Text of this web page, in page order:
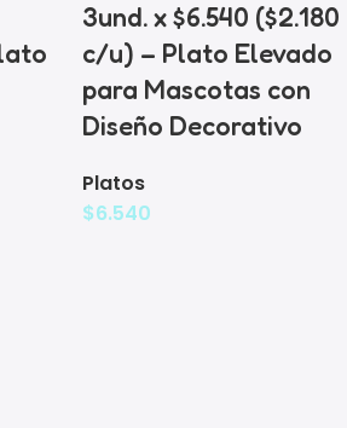
3und. x $6.540 ($2.180
c/u) – Plato Elevado
para Mascotas con
Diseño Decorativo
Platos
$6.540